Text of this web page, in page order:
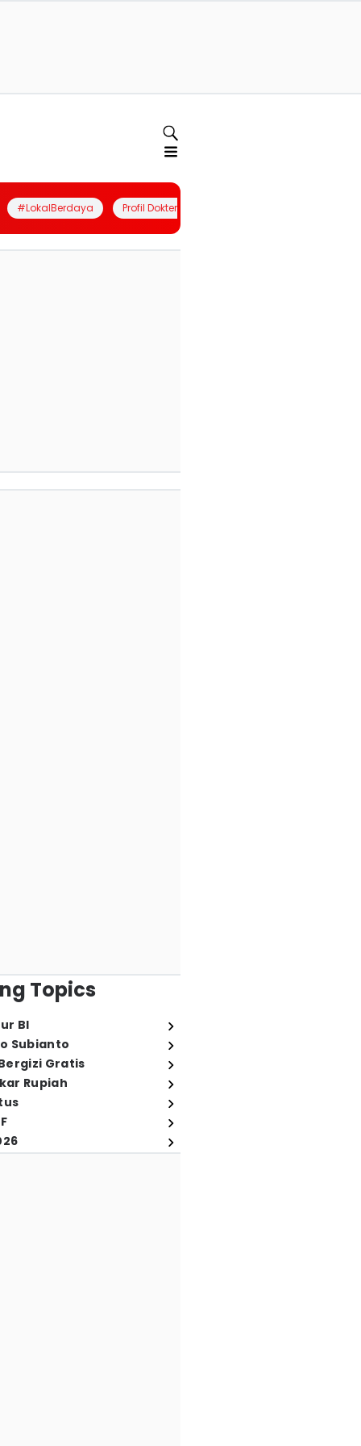
#LokalBerdaya Profil Dokter
Topics
BI
Subianto
Gratis
Rupiah